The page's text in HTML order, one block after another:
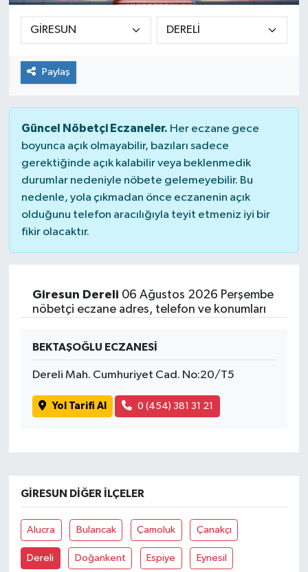
Paylaş
Güncel Nöbetçi Eczaneler. Her eczane gece
boyunca açık olmayabilir, bazıları sadece
gerektiğinde açık kalabilir veya beklenmedik
durumlar nedeniyle nöbete gelemeyebilir. Bu
nedenle, yola çıkmadan önce eczanenin açık
olduğunu telefon aracılığıyla teyit etmeniz iyi bir
fikir olacaktır.
Giresun Dereli 06 Ağustos 2026 Perşembe
nöbetçi eczane adres, telefon ve konumları
BEKTAŞOĞLU ECZANESİ
Dereli Mah. Cumhuriyet Cad. No:20/T5
Yol Tarifi Al 0 (454) 381 31 21
GIRESUN DIĞER İLÇELER
Alucra Bulancak Çamoluk Çanakçı
Dereli Doğankent Espiye Eynesil